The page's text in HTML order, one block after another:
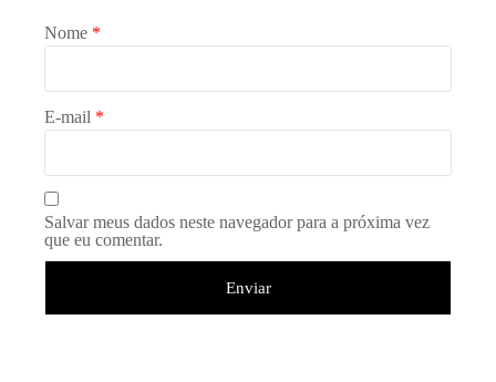
Nome *
E-mail *
Salvar meus dados neste navegador para a próxima vez
que eu comentar.